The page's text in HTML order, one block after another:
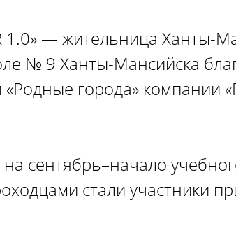
1.0» — жительница Ханты-
№ 9 Ханты-Мансийска
города» компании
сентябрь–начало
стали участники